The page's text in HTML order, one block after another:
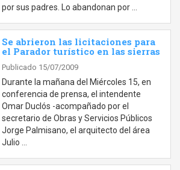
por sus padres. Lo abandonan por …
Se abrieron las licitaciones para
el Parador turístico en las sierras
Publicado 15/07/2009
Durante la mañana del Miércoles 15, en
conferencia de prensa, el intendente
Omar Duclós -acompañado por el
secretario de Obras y Servicios Públicos
Jorge Palmisano, el arquitecto del área
Julio …